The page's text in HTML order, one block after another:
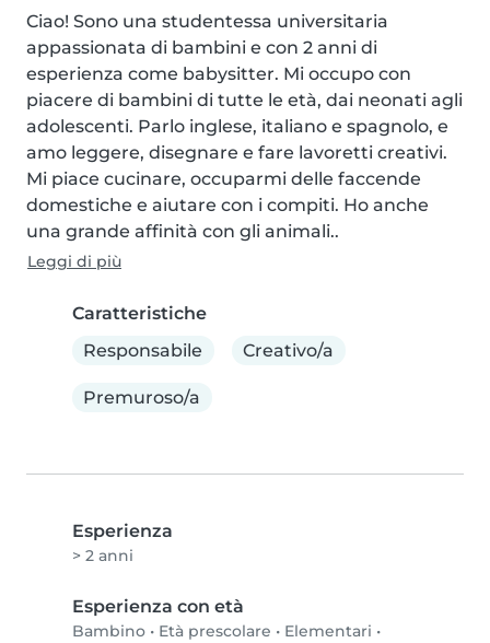
Ciao! Sono una studentessa universitaria
appassionata di bambini e con 2 anni di
esperienza come babysitter. Mi occupo con
piacere di bambini di tutte le età, dai neonati agli
adolescenti. Parlo inglese, italiano e spagnolo, e
amo leggere, disegnare e fare lavoretti creativi.
Mi piace cucinare, occuparmi delle faccende
domestiche e aiutare con i compiti. Ho anche
una grande affinità con gli animali..
Leggi di più
Caratteristiche
Responsabile
Creativo/a
Premuroso/a
Esperienza
> 2 anni
Esperienza con età
Bambino • Età prescolare • Elementari •